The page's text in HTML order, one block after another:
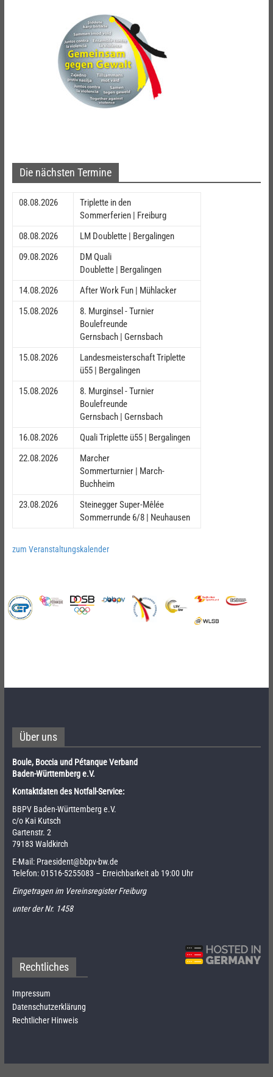
Die nächsten Termine
08.08.2026
Triplette in den
Sommerferien | Freiburg
08.08.2026
LM Doublette | Bergalingen
09.08.2026
DM Quali
Doublette | Bergalingen
14.08.2026
After Work Fun | Mühlacker
15.08.2026
8. Murginsel - Turnier
Boulefreunde
Gernsbach | Gernsbach
15.08.2026
Landesmeisterschaft Triplette
ü55 | Bergalingen
15.08.2026
8. Murginsel - Turnier
Boulefreunde
Gernsbach | Gernsbach
16.08.2026
Quali Triplette ü55 | Bergalingen
22.08.2026
Marcher
Sommerturnier | March-
Buchheim
23.08.2026
Steinegger Super-Mêlée
Sommerrunde 6/8 | Neuhausen
zum Veranstaltungskalender
Über uns
Boule, Boccia und Pétanque Verband
Baden-Württemberg e.V.
Kontaktdaten des Notfall-Service:
BBPV Baden-Württemberg e.V.
c/o Kai Kutsch
Gartenstr. 2
79183 Waldkirch
E-Mail: Praesident@bbpv-bw.de
Telefon:01516-5255083 – Erreichbarkeit ab 19:00 Uhr
Eingetragen im Vereinsregister Freiburg
unter der Nr. 1458
Rechtliches
Impressum
Datenschutzerklärung
Rechtlicher Hinweis